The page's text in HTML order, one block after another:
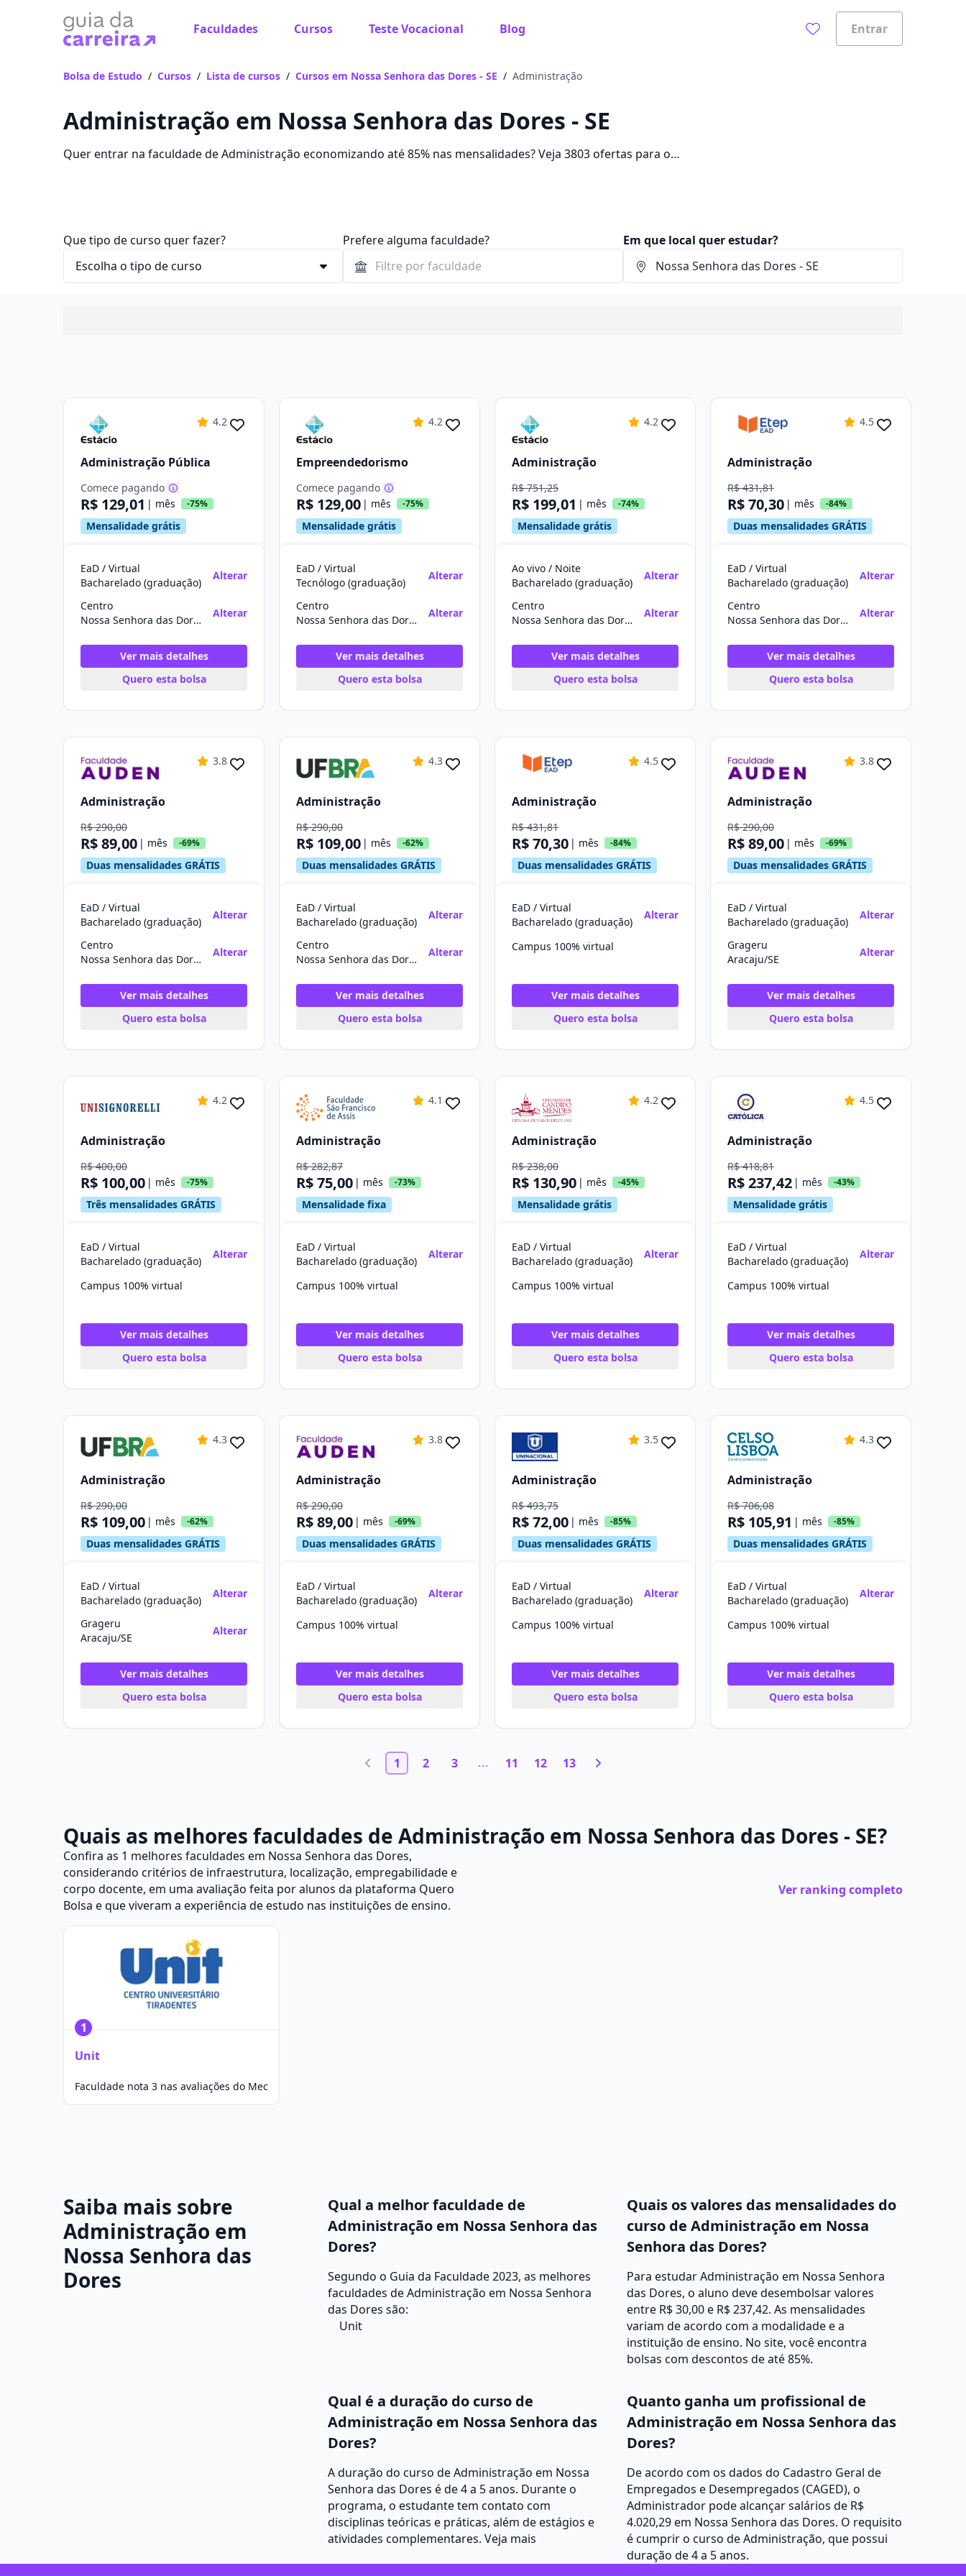
Faculdades Cursos Teste Vocacional Blog Entrar
Bolsa de Estudo / Cursos / Lista de cursos / Cursos em Nossa Senhora das Dores - SE / Administração
Administração em Nossa Senhora das Dores - SE
Quer entrar na faculdade de Administração economizando até 85% nas mensalidades? Veja 3803 ofertas para o
Que tipo de curso quer fazer? Prefere alguma faculdade? Em que local quer estudar?
4.2
Administração Pública
Comece pagando
R$ 129,01 | mês -75%
Mensalidade grátis
EaD / Virtual
Bacharelado (graduação)
Alterar
Centro
Nossa Senhora das Dores/SE
Alterar
Ver mais detalhes
Quero esta bolsa
4.2
Empreendedorismo
Comece pagando
R$ 129,00 | mês -75%
Mensalidade grátis
EaD / Virtual
Tecnólogo (graduação)
Alterar
Centro
Nossa Senhora das Dores/SE
Alterar
Ver mais detalhes
Quero esta bolsa
4.2
Administração
R$ 751,25
R$ 199,01 | mês -74%
Mensalidade grátis
Ao vivo / Noite
Bacharelado (graduação)
Alterar
Centro
Nossa Senhora das Dores/SE
Alterar
Ver mais detalhes
Quero esta bolsa
4.5
Administração
R$ 431,81
R$ 70,30 | mês -84%
Duas mensalidades GRÁTIS
EaD / Virtual
Bacharelado (graduação)
Alterar
Centro
Nossa Senhora das Dores/SE
Alterar
Ver mais detalhes
Quero esta bolsa
3.8
Administração
R$ 290,00
R$ 89,00 | mês -69%
Duas mensalidades GRÁTIS
EaD / Virtual
Bacharelado (graduação)
Alterar
Centro
Nossa Senhora das Dores/SE
Alterar
Ver mais detalhes
Quero esta bolsa
4.3
Administração
R$ 290,00
R$ 109,00 | mês -62%
Duas mensalidades GRÁTIS
EaD / Virtual
Bacharelado (graduação)
Alterar
Centro
Nossa Senhora das Dores/SE
Alterar
Ver mais detalhes
Quero esta bolsa
4.5
Administração
R$ 431,81
R$ 70,30 | mês -84%
Duas mensalidades GRÁTIS
EaD / Virtual
Bacharelado (graduação)
Alterar
Campus 100% virtual
Ver mais detalhes
Quero esta bolsa
3.8
Administração
R$ 290,00
R$ 89,00 | mês -69%
Duas mensalidades GRÁTIS
EaD / Virtual
Bacharelado (graduação)
Alterar
Grageru
Aracaju/SE
Alterar
Ver mais detalhes
Quero esta bolsa
4.2
Administração
R$ 400,00
R$ 100,00 | mês -75%
Três mensalidades GRÁTIS
EaD / Virtual
Bacharelado (graduação)
Alterar
Campus 100% virtual
Ver mais detalhes
Quero esta bolsa
4.1
Administração
R$ 282,87
R$ 75,00 | mês -73%
Mensalidade fixa
EaD / Virtual
Bacharelado (graduação)
Alterar
Campus 100% virtual
Ver mais detalhes
Quero esta bolsa
4.2
Administração
R$ 238,00
R$ 130,90 | mês -45%
Mensalidade grátis
EaD / Virtual
Bacharelado (graduação)
Alterar
Campus 100% virtual
Ver mais detalhes
Quero esta bolsa
4.5
Administração
R$ 418,81
R$ 237,42 | mês -43%
Mensalidade grátis
EaD / Virtual
Bacharelado (graduação)
Alterar
Campus 100% virtual
Ver mais detalhes
Quero esta bolsa
4.3
Administração
R$ 290,00
R$ 109,00 | mês -62%
Duas mensalidades GRÁTIS
EaD / Virtual
Bacharelado (graduação)
Alterar
Grageru
Aracaju/SE
Alterar
Ver mais detalhes
Quero esta bolsa
3.8
Administração
R$ 290,00
R$ 89,00 | mês -69%
Duas mensalidades GRÁTIS
EaD / Virtual
Bacharelado (graduação)
Alterar
Campus 100% virtual
Ver mais detalhes
Quero esta bolsa
3.5
Administração
R$ 493,75
R$ 72,00 | mês -85%
Duas mensalidades GRÁTIS
EaD / Virtual
Bacharelado (graduação)
Alterar
Campus 100% virtual
Ver mais detalhes
Quero esta bolsa
4.3
Administração
R$ 706,08
R$ 105,91 | mês -85%
Duas mensalidades GRÁTIS
EaD / Virtual
Bacharelado (graduação)
Alterar
Campus 100% virtual
Ver mais detalhes
Quero esta bolsa
1 2 3 11 12 13
Quais as melhores faculdades de Administração em Nossa Senhora das Dores - SE?
Confira as 1 melhores faculdades em Nossa Senhora das Dores,
considerando critérios de infraestrutura, localização, empregabilidade e
corpo docente, em uma avaliação feita por alunos da plataforma Quero
Bolsa e que viveram a experiência de estudo nas instituições de ensino.
Ver ranking completo
1
Unit
Faculdade nota 3 nas avaliações do Mec
Saiba mais sobre
Administração em
Nossa Senhora das
Dores
Qual a melhor faculdade de
Administração em Nossa Senhora das
Dores?
Segundo o Guia da Faculdade 2023, as melhores
faculdades de Administração em Nossa Senhora
das Dores são:
Unit
Quais os valores das mensalidades do
curso de Administração em Nossa
Senhora das Dores?
Para estudar Administração em Nossa Senhora
das Dores, o aluno deve desembolsar valores
entre R$ 30,00 e R$ 237,42. As mensalidades
variam de acordo com a modalidade e a
instituição de ensino. No site, você encontra
bolsas com descontos de até 85%.
Qual é a duração do curso de
Administração em Nossa Senhora das
Dores?
A duração do curso de Administração em Nossa
Senhora das Dores é de 4 a 5 anos. Durante o
programa, o estudante tem contato com
disciplinas teóricas e práticas, além de estágios e
atividades complementares. Veja mais
Quanto ganha um profissional de
Administração em Nossa Senhora das
Dores?
De acordo com os dados do Cadastro Geral de
Empregados e Desempregados (CAGED), o
Administrador pode alcançar salários de R$
4.020,29 em Nossa Senhora das Dores. O requisito
é cumprir o curso de Administração, que possui
duração de 4 a 5 anos.